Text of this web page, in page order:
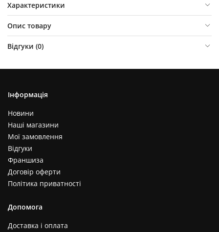
Характеристики
Опис товару
Відгуки (0)
Інформація
Новини
Наші магазини
Мої замовлення
Відгуки
Франшиза
Договір оферти
Політика приватності
Допомога
Доставка і оплата